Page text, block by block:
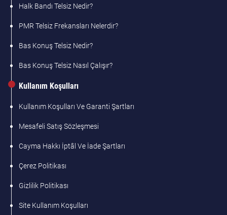
Halk Bandı Telsiz Nedir?
PMR Telsiz Frekansları Nelerdir?
Bas Konuş Telsiz Nedir?
Bas Konuş Telsiz Nasıl Çalışır?
Kullanım Koşulları
Kullanım Koşulları Ve Garanti Şartları
Mesafeli Satış Sözleşmesi
Cayma Hakkı İptâl Ve İade Şartları
Çerez Politikası
Gizlilik Politikası
Site Kullanım Koşulları